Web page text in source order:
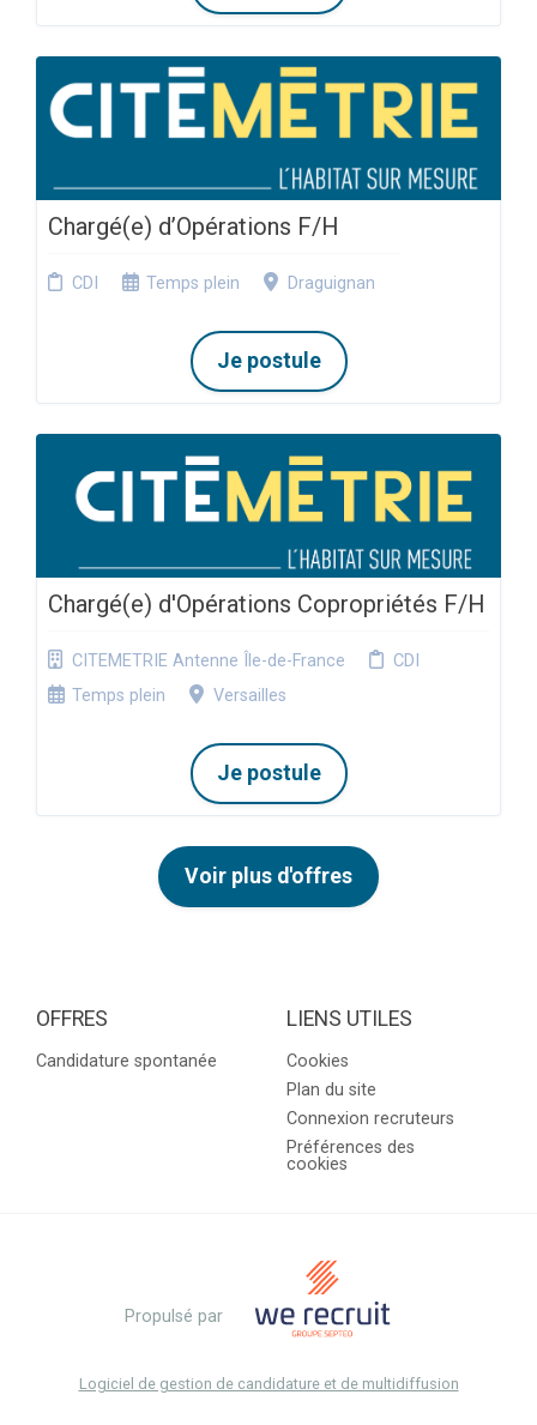
Chargé(e) d’Opérations F/H
CDI Temps plein Draguignan
Je postule
Chargé(e) d'Opérations Copropriétés F/H
CITEMETRIE Antenne Île-de-France
CDI
Temps plein
Versailles
Je postule
Voir plus d'offres
OFFRES
Candidature spontanée
LIENS UTILES
Cookies
Plan du site
Connexion recruteurs
Préférences des
cookies
Propulsé par
Logiciel de gestion de candidature et de multidiffusion